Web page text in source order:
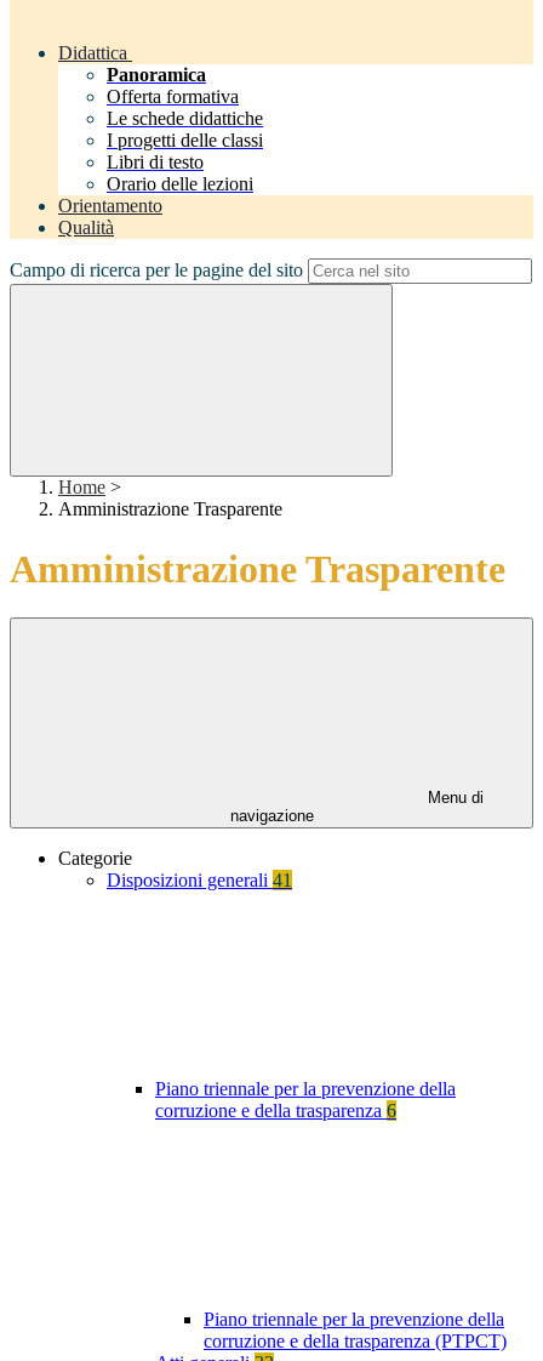
Didattica
Panoramica
Offerta formativa
Le schede didattiche
I progetti delle classi
Libri di testo
Orario delle lezioni
Orientamento
Qualità
Campo di ricerca per le pagine del sito
Home >
Amministrazione Trasparente
Amministrazione Trasparente
Menu di
navigazione
Categorie
Disposizioni generali 41
Piano triennale per la prevenzione della
corruzione e della trasparenza 6
Piano triennale per la prevenzione della
corruzione e della trasparenza (PTPCT)